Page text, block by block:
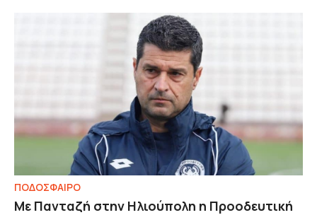
ΠΟΔΟΣΦΑΙΡΟ
Με Πανταζή στην Ηλιούπολη η Προοδευτική